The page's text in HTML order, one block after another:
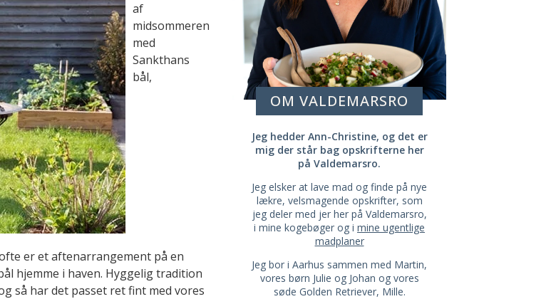
af
midsommeren
med
Sankthans
bål,
er et aftenarrangement på en
hjemme i haven. Hyggelig tradition
så har det passet ret fint med vores
OM VALDEMARSRO
Jeg hedder Ann-Christine, og det er
mig der står bag opskrifterne her
på Valdemarsro.
Jeg elsker at lave mad og finde på nye
lækre, velsmagende opskrifter, som
jeg deler med jer her på Valdemarsro,
i mine kogebøger og i mine ugentlige
madplaner
Jeg bor i Aarhus sammen med Martin,
vores børn Julie og Johan og vores
søde Golden Retriever, Mille.